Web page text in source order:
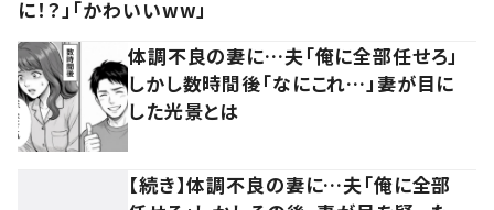
に！？」「かわいいww」
体調不良の妻に…夫「俺に全部任せろ」
しかし数時間後「なにこれ…」妻が目に
した光景とは
【続き】体調不良の妻に…夫「俺に全部